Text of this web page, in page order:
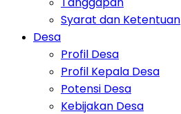
Syarat dan Ketentuan
Desa
Profil Desa
Profil Kepala Desa
Potensi Desa
Kebijakan Desa